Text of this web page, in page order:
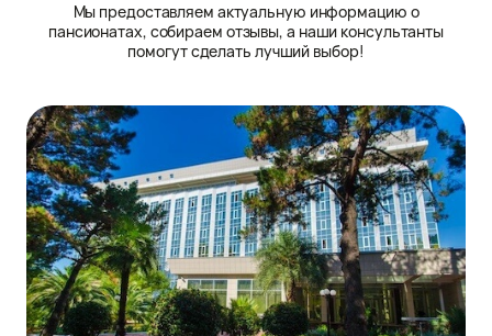
Мы предоставляем актуальную информацию о
пансионатах, собираем отзывы, а наши консультанты
помогут сделать лучший выбор!